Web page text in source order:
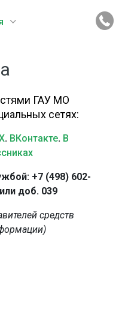
ГАУ МО
сетях:
. ВКонтакте. В
+7 (498) 602-
доб. 039
средств